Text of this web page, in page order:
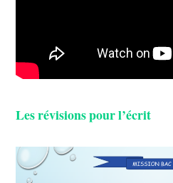
Les révisions pour l’écrit